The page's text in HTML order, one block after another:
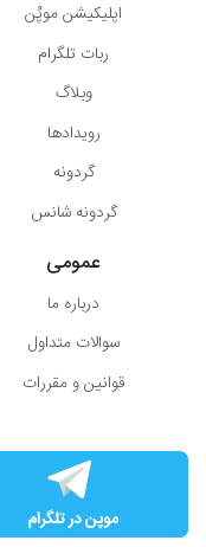
اپلیکیشن موپُن
ربات تلگرام
وبلاگ
رویدادها
گردونه
گردونه شانس
عمومی
درباره ما
سوالات متداول
قوانین و مقررات